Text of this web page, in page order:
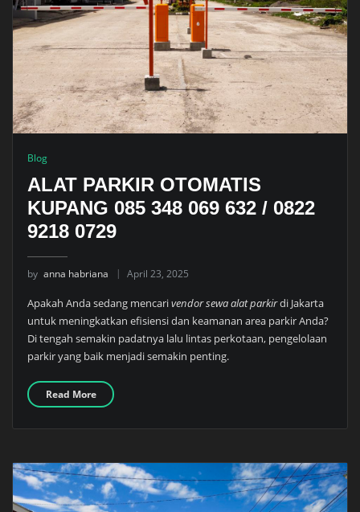
Blog
ALAT PARKIR OTOMATIS
KUPANG 085 348 069 632 / 0822
9218 0729
by anna habriana April 23, 2025
Apakah Anda sedang mencarivendor sewa alat parkirdi Jakarta
untuk meningkatkan efisiensi dan keamanan area parkir Anda?
Di tengah semakin padatnya lalu lintas perkotaan, pengelolaan
parkir yang baik menjadi semakin penting.
Read More